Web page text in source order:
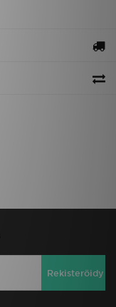
Rekisteröidy